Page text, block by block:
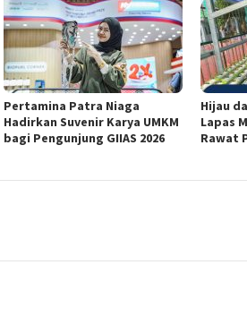
Pertamina Patra Niaga
Hadirkan Suvenir Karya UMKM
bagi Pengunjung GIIAS 2026
Hijau
Lapas
Rawat